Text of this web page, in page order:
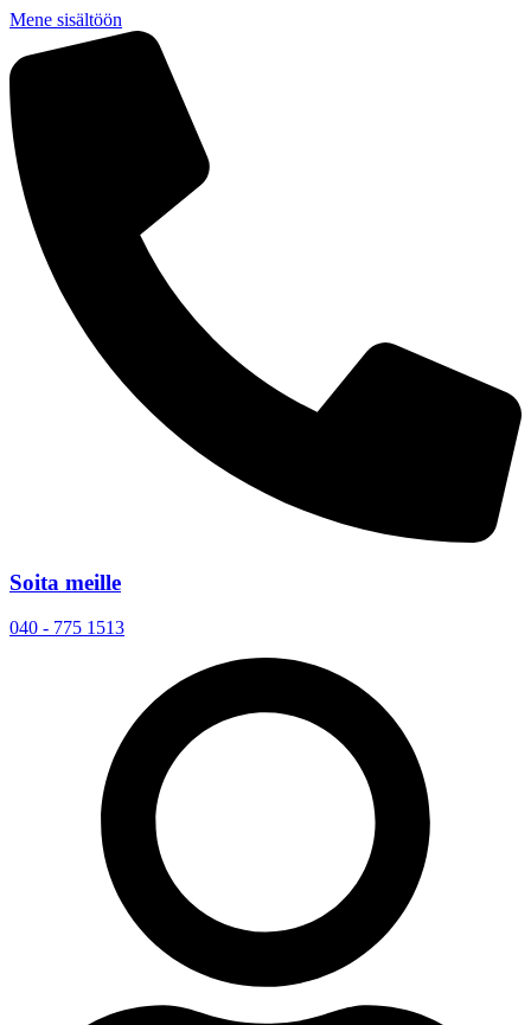
Mene sisältöön
Soita meille
040 - 775 1513